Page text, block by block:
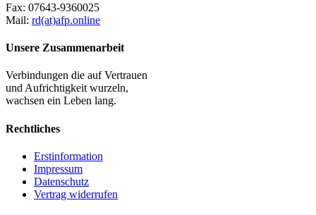
Fax: 07643-9360025
Mail: rd(at)afp.online
Unsere Zusammenarbeit
Verbindungen die auf Vertrauen
und Aufrichtigkeit wurzeln,
wachsen ein Leben lang.
Rechtliches
Erstinformation
Impressum
Datenschutz
Vertrag widerrufen